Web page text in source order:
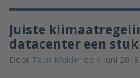
Juiste
datacenter een
Door Teun Mulder op 4 juni 2019.